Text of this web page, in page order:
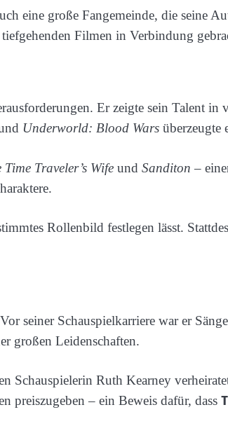
eine große Fangemeinde, die seine
Filmen in Verbindung
Er zeigte sein Talent
Underworld: Blood Wars überzeugte
Time Traveler’s Wife und Sanditon –
Rollenbild festlegen lässt.
seiner Schauspielkarriere war er
großen Leidenschaften.
Schauspielerin Ruth Kearney
preiszugeben – ein Beweis dafür, dass